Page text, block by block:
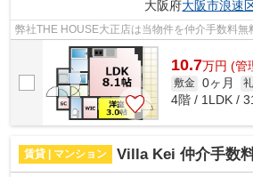
大阪府大阪市浪速
弊社THE HOUSE大正店は当物件を仲介手数料無
10.7万円 (管
敷金 0ヶ月
4階 / 1LDK /
賃貸 | マンション Villa Kei 仲介手数